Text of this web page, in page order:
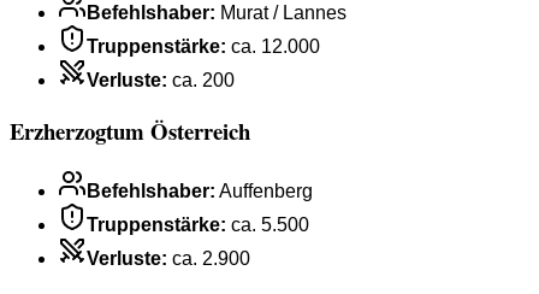
Befehlshaber: Murat / Lannes
Truppenstärke: ca. 12.000
Verluste: ca. 200
Erzherzogtum Österreich
Befehlshaber: Auffenberg
Truppenstärke: ca. 5.500
Verluste: ca. 2.900